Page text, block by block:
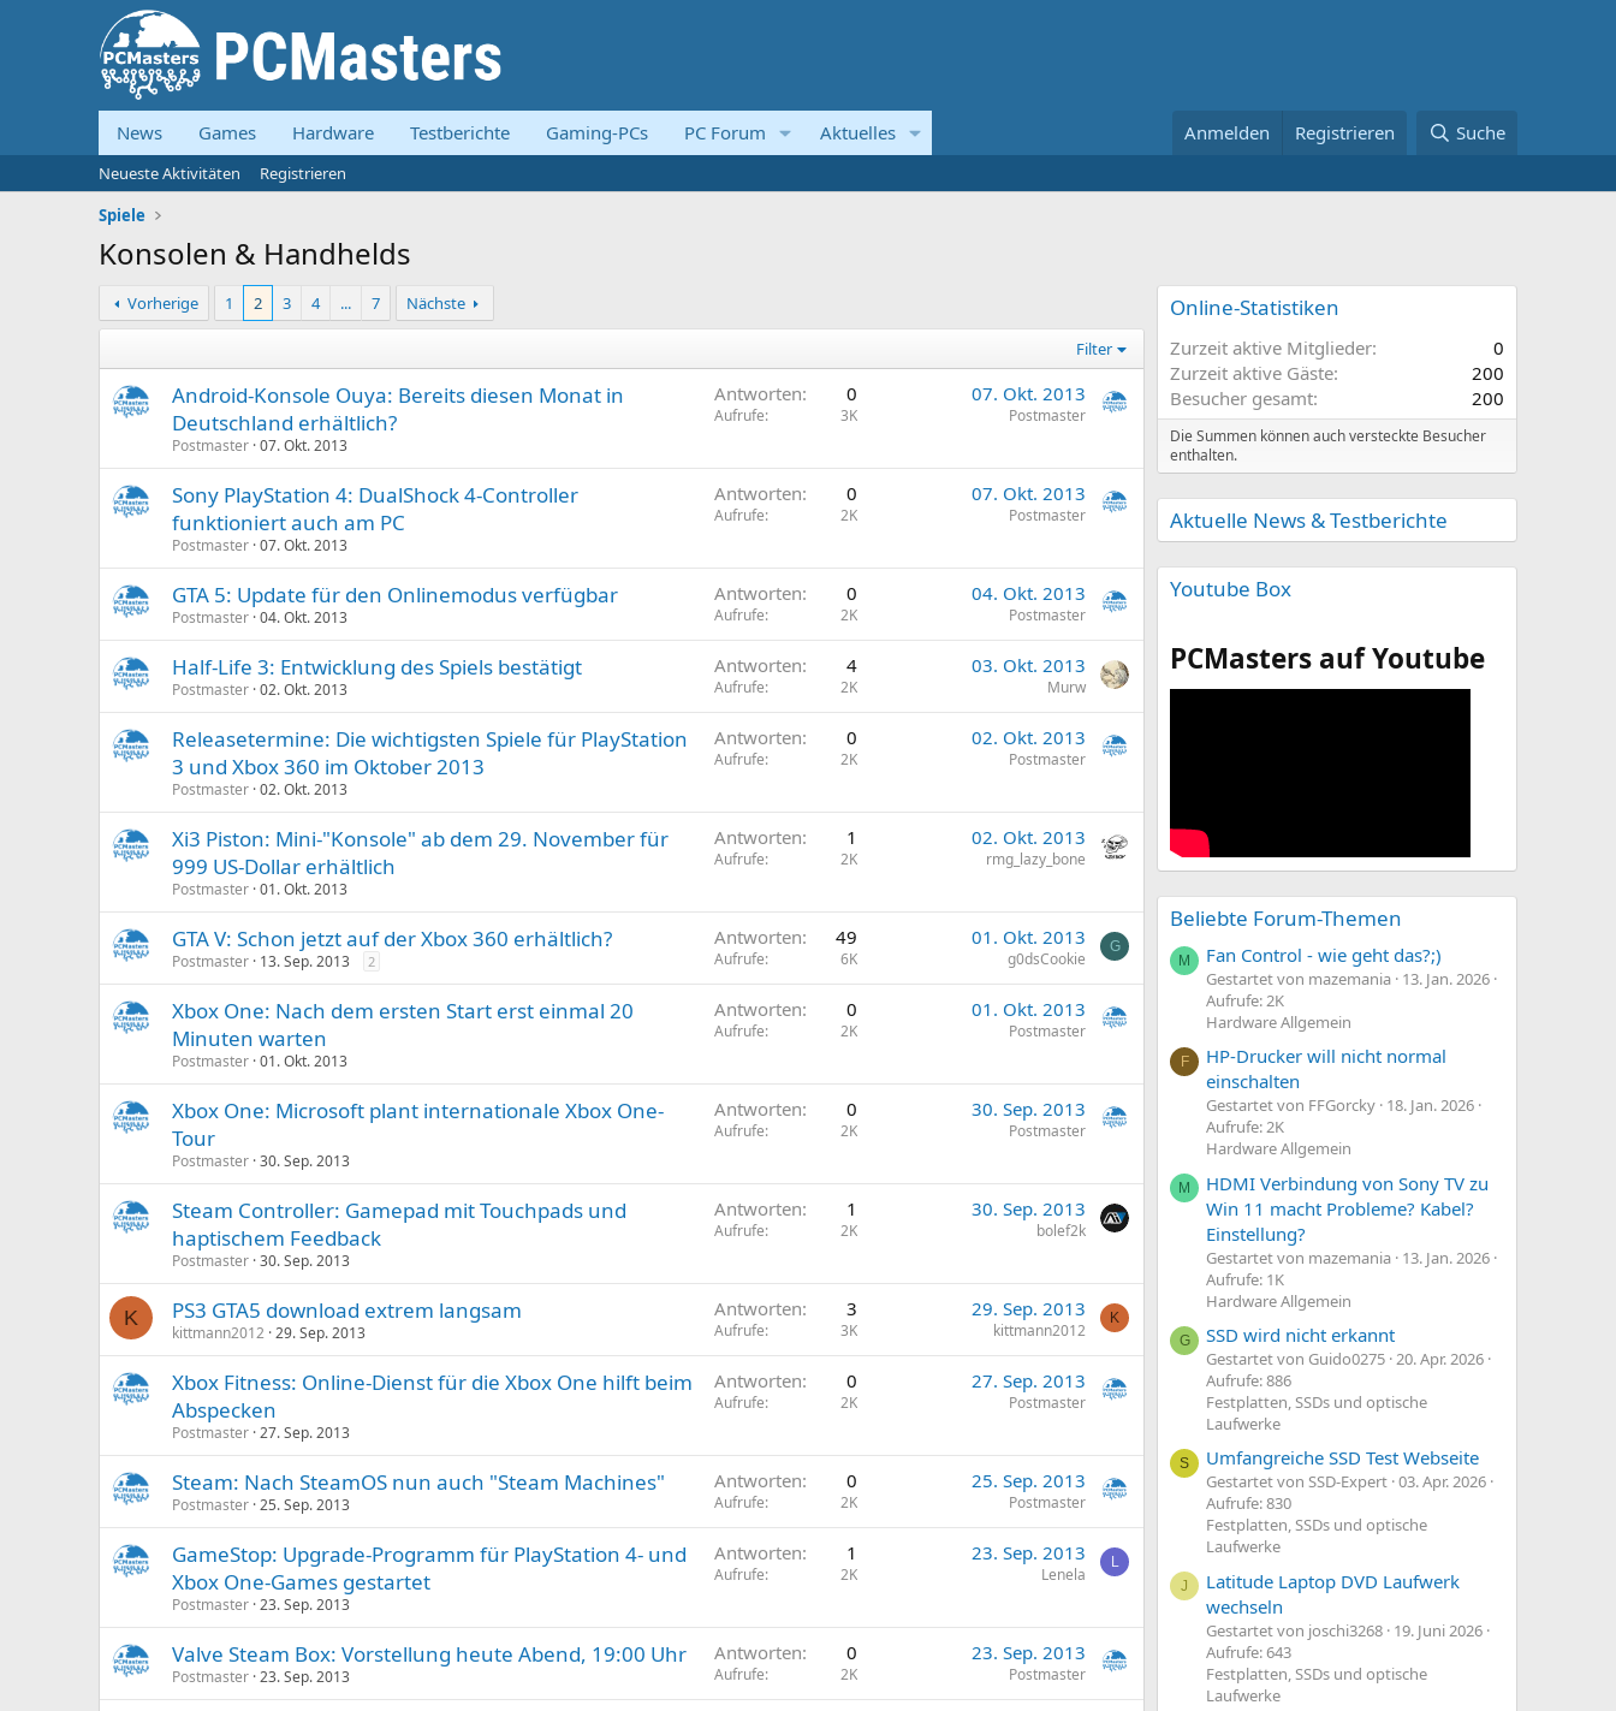
News Games Hardware Testberichte Gaming-PCs PC Forum Aktuelles Anmelden Registrieren Suche
Neueste Aktivitäten
Registrieren
Spiele
Konsolen & Handhelds
Vorherige 1 2 3 4 ... 7 Nächste
Filter
Android-Konsole Ouya: Bereits diesen Monat in
Deutschland erhältlich?
Postmaster 07. Okt. 2013
Antworten 0
Aufrufe 3K
07. Okt. 2013
Postmaster
Sony PlayStation 4: DualShock 4-Controller
funktioniert auch am PC
Postmaster 07. Okt. 2013
Antworten 0
Aufrufe 2K
07. Okt. 2013
Postmaster
GTA 5: Update für den Onlinemodus verfügbar
Postmaster 04. Okt. 2013
Antworten 0
Aufrufe 2K
04. Okt. 2013
Postmaster
Half-Life 3: Entwicklung des Spiels bestätigt
Postmaster 02. Okt. 2013
Antworten 4
Aufrufe 2K
03. Okt. 2013
Murw
Releasetermine: Die wichtigsten Spiele für PlayStation
3 und Xbox 360 im Oktober 2013
Postmaster 02. Okt. 2013
Antworten 0
Aufrufe 2K
02. Okt. 2013
Postmaster
Xi3 Piston: Mini-"Konsole" ab dem 29. November für
999 US-Dollar erhältlich
Postmaster 01. Okt. 2013
Antworten 1
Aufrufe 2K
02. Okt. 2013
rmg_lazy_bone
GTA V: Schon jetzt auf der Xbox 360 erhältlich?
Postmaster 13. Sep. 2013 2
Antworten 49
Aufrufe 6K
01. Okt. 2013
g0dsCookie
G
Xbox One: Nach dem ersten Start erst einmal 20
Minuten warten
Postmaster 01. Okt. 2013
Antworten 0
Aufrufe 2K
01. Okt. 2013
Postmaster
Xbox One: Microsoft plant internationale Xbox One-
Tour
Postmaster 30. Sep. 2013
Antworten 0
Aufrufe 2K
30. Sep. 2013
Postmaster
Steam Controller: Gamepad mit Touchpads und
haptischem Feedback
Postmaster 30. Sep. 2013
Antworten 1
Aufrufe 2K
30. Sep. 2013
bolef2k
K PS3 GTA5 download extrem langsam
kittmann2012 29. Sep. 2013
Antworten 3
Aufrufe 3K
29. Sep. 2013
kittmann2012
K
Xbox Fitness: Online-Dienst für die Xbox One hilft beim
Abspecken
Postmaster 27. Sep. 2013
Antworten 0
Aufrufe 2K
27. Sep. 2013
Postmaster
Steam: Nach SteamOS nun auch "Steam Machines"
Postmaster 25. Sep. 2013
Antworten 0
Aufrufe 2K
25. Sep. 2013
Postmaster
GameStop: Upgrade-Programm für PlayStation 4- und
Xbox One-Games gestartet
Postmaster 23. Sep. 2013
Antworten 1
Aufrufe 2K
23. Sep. 2013
Lenela
L
Valve Steam Box: Vorstellung heute Abend, 19:00 Uhr
Postmaster 23. Sep. 2013
Antworten 0
Aufrufe 2K
23. Sep. 2013
Postmaster
Online-Statistiken
Zurzeit aktive Mitglieder
0
Zurzeit aktive Gäste
200
Besucher gesamt
200
Die Summen können auch versteckte Besucher
enthalten.
Aktuelle News & Testberichte
Youtube Box
PCMasters auf Youtube
Beliebte Forum-Themen
M Fan Control - wie geht das?;)
Gestartet von mazemania 13. Jan. 2026
Aufrufe: 2K
Hardware Allgemein
F
HP-Drucker will nicht normal
einschalten
Gestartet von FFGorcky 18. Jan. 2026
Aufrufe: 2K
Hardware Allgemein
M
HDMI Verbindung von Sony TV zu
Win 11 macht Probleme? Kabel?
Einstellung?
Gestartet von mazemania 13. Jan. 2026
Aufrufe: 1K
Hardware Allgemein
G SSD wird nicht erkannt
Gestartet von Guido0275 20. Apr. 2026
Aufrufe: 886
Festplatten, SSDs und optische
Laufwerke
S Umfangreiche SSD Test Webseite
Gestartet von SSD-Expert 03. Apr. 2026
Aufrufe: 830
Festplatten, SSDs und optische
Laufwerke
J
Latitude Laptop DVD Laufwerk
wechseln
Gestartet von joschi3268 19. Juni 2026
Aufrufe: 643
Festplatten, SSDs und optische
Laufwerke